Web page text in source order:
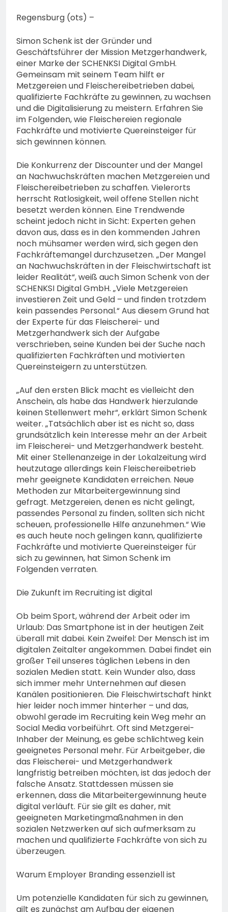
Regensburg (ots) –
Simon Schenk ist der Gründer und
Geschäftsführer der Mission Metzgerhandwerk,
einer Marke der SCHENKSI Digital GmbH.
Gemeinsam mit seinem Team hilft er
Metzgereien und Fleischereibetrieben dabei,
qualifizierte Fachkräfte zu gewinnen, zu wachsen
und die Digitalisierung zu meistern. Erfahren Sie
im Folgenden, wie Fleischereien regionale
Fachkräfte und motivierte Quereinsteiger für
sich gewinnen können.
Die Konkurrenz der Discounter und der Mangel
an Nachwuchskräften machen Metzgereien und
Fleischereibetrieben zu schaffen. Vielerorts
herrscht Ratlosigkeit, weil offene Stellen nicht
besetzt werden können. Eine Trendwende
scheint jedoch nicht in Sicht: Experten gehen
davon aus, dass es in den kommenden Jahren
noch mühsamer werden wird, sich gegen den
Fachkräftemangel durchzusetzen. „Der Mangel
an Nachwuchskräften in der Fleischwirtschaft ist
leider Realität“, weiß auch Simon Schenk von der
SCHENKSI Digital GmbH. „Viele Metzgereien
investieren Zeit und Geld – und finden trotzdem
kein passendes Personal.“ Aus diesem Grund hat
der Experte für das Fleischerei- und
Metzgerhandwerk sich der Aufgabe
verschrieben, seine Kunden bei der Suche nach
qualifizierten Fachkräften und motivierten
Quereinsteigern zu unterstützen.
„Auf den ersten Blick macht es vielleicht den
Anschein, als habe das Handwerk hierzulande
keinen Stellenwert mehr“, erklärt Simon Schenk
weiter. „Tatsächlich aber ist es nicht so, dass
grundsätzlich kein Interesse mehr an der Arbeit
im Fleischerei- und Metzgerhandwerk besteht.
Mit einer Stellenanzeige in der Lokalzeitung wird
heutzutage allerdings kein Fleischereibetrieb
mehr geeignete Kandidaten erreichen. Neue
Methoden zur Mitarbeitergewinnung sind
gefragt. Metzgereien, denen es nicht gelingt,
passendes Personal zu finden, sollten sich nicht
scheuen, professionelle Hilfe anzunehmen.“ Wie
es auch heute noch gelingen kann, qualifizierte
Fachkräfte und motivierte Quereinsteiger für
sich zu gewinnen, hat Simon Schenk im
Folgenden verraten.
Die Zukunft im Recruiting ist digital
Ob beim Sport, während der Arbeit oder im
Urlaub: Das Smartphone ist in der heutigen Zeit
überall mit dabei. Kein Zweifel: Der Mensch ist im
digitalen Zeitalter angekommen. Dabei findet ein
großer Teil unseres täglichen Lebens in den
sozialen Medien statt. Kein Wunder also, dass
sich immer mehr Unternehmen auf diesen
Kanälen positionieren. Die Fleischwirtschaft hinkt
hier leider noch immer hinterher – und das,
obwohl gerade im Recruiting kein Weg mehr an
Social Media vorbeiführt. Oft sind Metzgerei-
Inhaber der Meinung, es gebe schlichtweg kein
geeignetes Personal mehr. Für Arbeitgeber, die
das Fleischerei- und Metzgerhandwerk
langfristig betreiben möchten, ist das jedoch der
falsche Ansatz. Stattdessen müssen sie
erkennen, dass die Mitarbeitergewinnung heute
digital verläuft. Für sie gilt es daher, mit
geeigneten Marketingmaßnahmen in den
sozialen Netzwerken auf sich aufmerksam zu
machen und qualifizierte Fachkräfte von sich zu
überzeugen.
Warum Employer Branding essenziell ist
Um potenzielle Kandidaten für sich zu gewinnen,
gilt es zunächst am Aufbau der eigenen